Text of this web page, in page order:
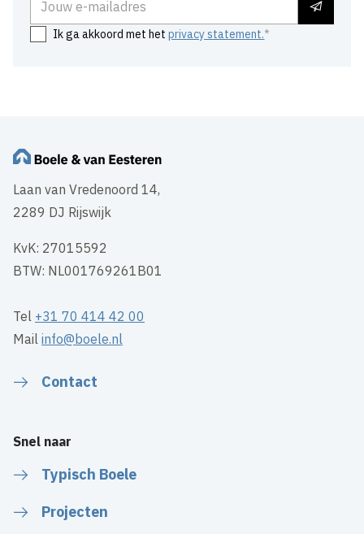
Ik ga akkoord met hetprivacy statement.
Laan van Vredenoord 14,
2289 DJ Rijswijk
KvK: 27015592
BTW: NL001769261B01
Tel +31 70 414 42 00
Mailinfo@boele.nl
Contact
Snel naar
Typisch Boele
Projecten